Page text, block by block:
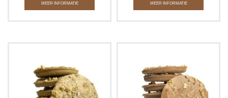
MEER INFORMATIE MEER INFORMATIE